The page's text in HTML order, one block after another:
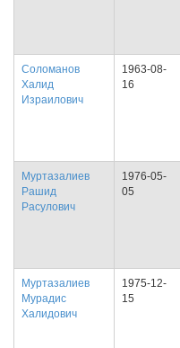
Соломанов
Халид
Израилович
1963-08-
16
Муртазалиев
Рашид
Расулович
1976-05-
05
Муртазалиев
Мурадис
Халидович
1975-12-
15